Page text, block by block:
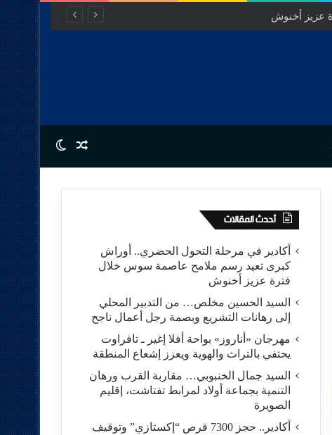
Random Article
Switch skin
أحدث المقالات
أكادير في مرحلة التحول الحضري.. أوراش
كبرى تعيد رسم ملامح عاصمة سوس خلال
فترة عزيز أخنوش
السيد الحسين مخلص… من التدبير المحلي
إلى رهانات التشريع وبصمة رجل أعمال ناجح
مهرجان «أناروز» بواحة أفلا إغير ـ تافراوت
يحتفي بالتراث والهوية ويعزز إشعاع المنطقة
السيد جمال الخنبوبي… مقاربة القرب ورهان
التنمية بجماعة أولاد لمرابط تفتاشت، إقليم
الصويرة
أكادير.. حجز 7300 قرص “إكستازي” وتوقيف